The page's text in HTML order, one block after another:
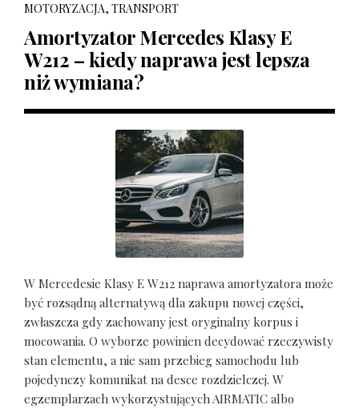
MOTORYZACJA, TRANSPORT
Amortyzator Mercedes Klasy E
W212 – kiedy naprawa jest lepsza
niż wymiana?
W Mercedesie Klasy E W212 naprawa amortyzatora może
być rozsądną alternatywą dla zakupu nowej części,
zwłaszcza gdy zachowany jest oryginalny korpus i
mocowania. O wyborze powinien decydować rzeczywisty
stan elementu, a nie sam przebieg samochodu lub
pojedynczy komunikat na desce rozdzielczej. W
egzemplarzach wykorzystujących AIRMATIC albo